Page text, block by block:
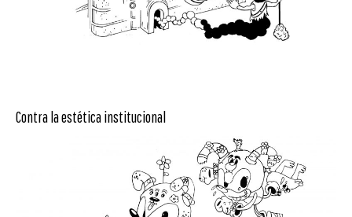
Contra la estética institucional